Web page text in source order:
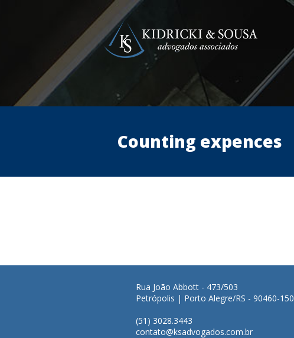
Counting expences
Rua João Abbott - 473/503
Petrópolis | Porto Alegre/RS - 90460-150
(51) 3028.3443
contato@ksadvogados.com.br